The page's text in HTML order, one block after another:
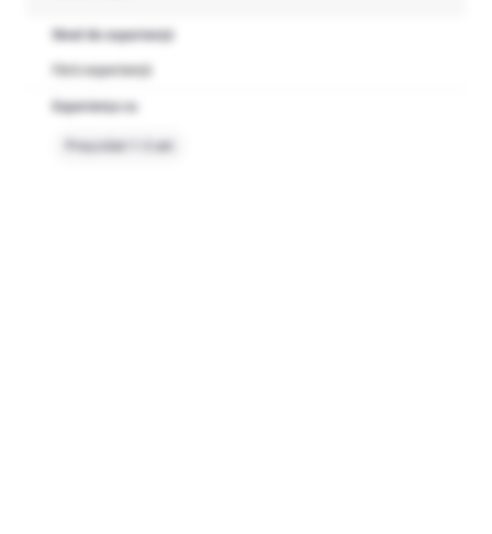
Nivel de experiență
Fără experiență
Experiența cu
Preșcolari 1-3 ani